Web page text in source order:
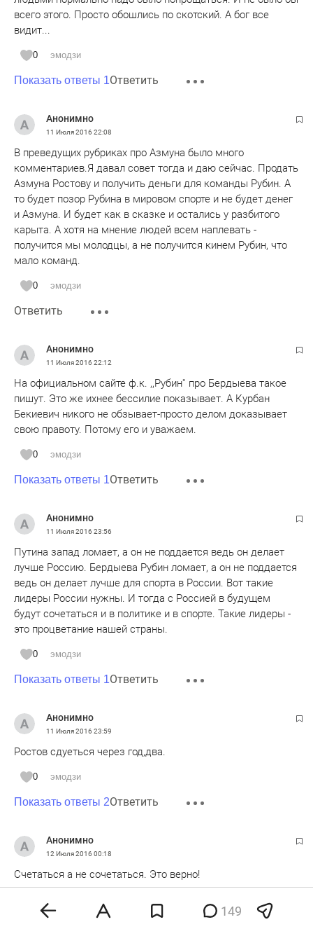
всего этого. Просто обошлись по скотский. А бог все
видит...
0 эмодзи
Показать ответы 1Ответить
Анонимно
11 Июля 2016 22:08
В преведущих рубриках про Азмуна было много
комментариев.Я давал совет тогда и даю сейчас. Продать
Азмуна Ростову и получить деньги для команды Рубин. А
то будет позор Рубина в мировом спорте и не будет денег
и Азмуна. И будет как в сказке и остались у разбитого
карыта. А хотя на мнение людей всем наплевать -
получится мы молодцы, а не получится кинем Рубин, что
мало команд.
0 эмодзи
Ответить
Анонимно
11 Июля 2016 22:12
На официальном сайте ф.к. ,,Рубин'' про Бердыева такое
пишут. Это же ихнее бессилие показывает. А Курбан
Бекиевич никого не обзывает-просто делом доказывает
свою правоту. Потому его и уважаем.
0 эмодзи
Показать ответы 1Ответить
Анонимно
11 Июля 2016 23:56
Путина запад ломает, а он не поддается ведь он делает
лучше Россию. Бердыева Рубин ломает, а он не поддается
ведь он делает лучше для спорта в России. Вот такие
лидеры России нужны. И тогда с Россией в будущем
будут сочетаться и в политике и в спорте. Такие лидеры -
это процветание нашей страны.
0 эмодзи
Показать ответы 1Ответить
Анонимно
11 Июля 2016 23:59
Ростов сдуеться через год,два.
0 эмодзи
Показать ответы 2Ответить
Анонимно
12 Июля 2016 00:18
Счетаться а не сочетаться. Это верно!
149